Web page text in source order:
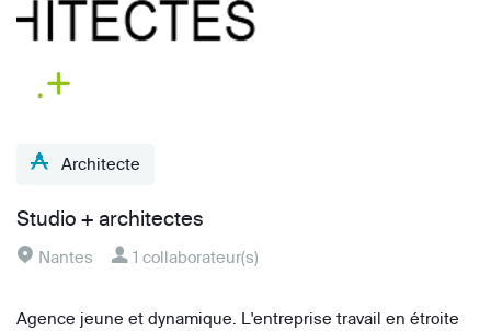
Architecte
Studio + architectes
Nantes 1 collaborateur(s)
Agence jeune et dynamique. L'entreprise travail en étroite